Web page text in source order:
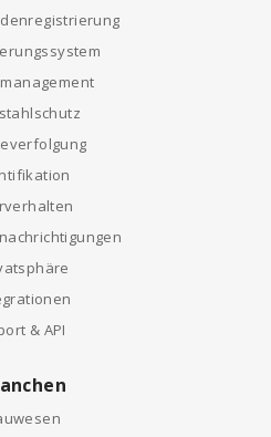
& API